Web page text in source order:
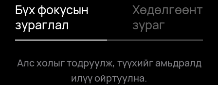
Бүх фокусын
зураглал
Хөдөлгөөнт
зураг
Алс холыг тодруулж, түүхийг амьдралд
илүү ойртуулна.